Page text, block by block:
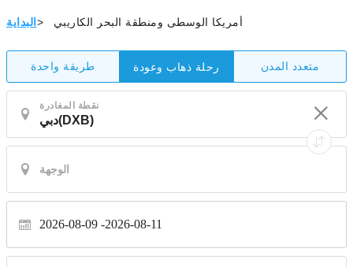
البداية > أمريكا الوسطى ومنطقة البحر الكاريبي
طريقة واحدة رحلة ذهاب وعودة متعدد المدن
نقطة المغادرة
2026-08-09 2026-08-11